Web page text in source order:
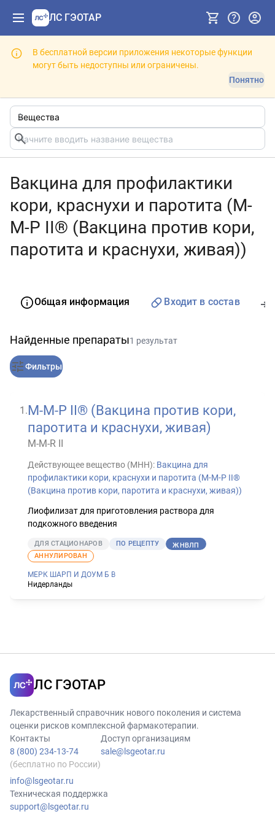
ЛС ГЭОТАР
В бесплатной версии приложения некоторые функции
могут быть недоступны или ограничены.
Понятно
Вакцина для профилактики
кори, краснухи и паротита (М-
М-Р II® (Вакцина против кори,
паротита и краснухи, живая))
Общая информация Входит в состав
Найденные препараты1 результат
Фильтры
1 .M-M-P II® (Вакцина против кори,
паротита и краснухи, живая)
M-M-R II
Действующее вещество (МНН): Вакцина для
профилактики кори, краснухи и паротита (М-М-Р II®
(Вакцина против кори, паротита и краснухи, живая))
Лиофилизат для приготовления раствора для
подкожного введения
ДЛЯ СТАЦИОНАРОВ ПО РЕЦЕПТУ ЖНВЛП
МЕРК ШАРП И ДОУМ Б В
Нидерланды
АННУЛИРОВАН
ЛС ГЭОТАР
Лекарственный справочник нового поколения и система
оценки рисков комплексной фармакотерапии.
Контакты
8 (800) 234-13-74
(бесплатно по России)
info@lsgeotar.ru
Доступ организациям
sale@lsgeotar.ru
Техническая поддержка
support@lsgeotar.ru